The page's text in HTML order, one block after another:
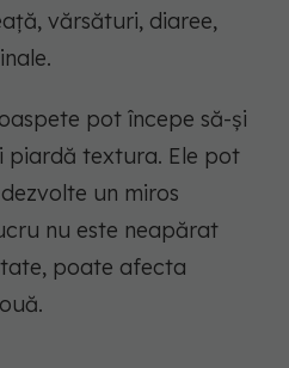
vărsături, diaree,
pot începe să-și
piardă textura. Ele pot
un miros
nu este neapărat
poate afecta